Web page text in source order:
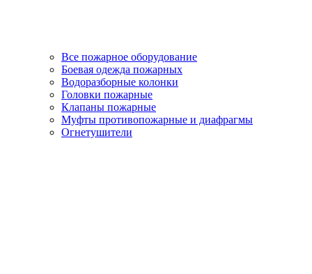
Все пожарное оборудование
Боевая одежда пожарных
Водоразборные колонки
Головки пожарные
Клапаны пожарные
Муфты противопожарные и диафрагмы
Огнетушители